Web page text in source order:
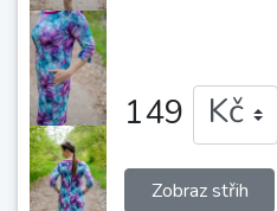
149
Zobraz střih